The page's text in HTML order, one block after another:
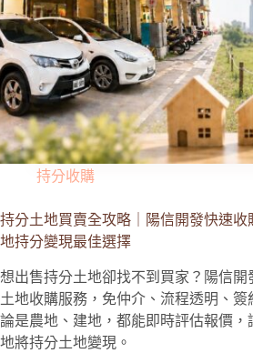
持分收購
持分土地買賣全攻略｜陽信開發快速收
地持分變現最佳選擇
想出售持分土地卻找不到買家？陽信開
土地收購服務，免仲介、流程透明、簽
論是農地、建地，都能即時評估報價，
地將持分土地變現。